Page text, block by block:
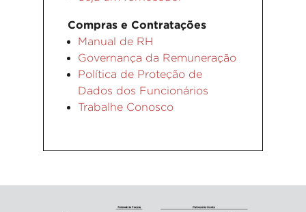
Compras e Contratações
Manual de RH
Governança da Remuneração
Política de Proteção de
Dados dos Funcionários
Trabalhe Conosco